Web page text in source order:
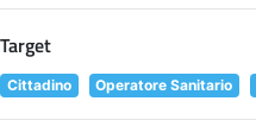
Target
Cittadino Operatore Sanitario